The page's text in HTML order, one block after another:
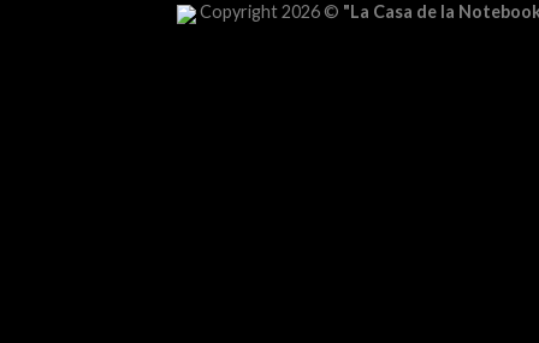
Copyright 2026 © "La Casa de la